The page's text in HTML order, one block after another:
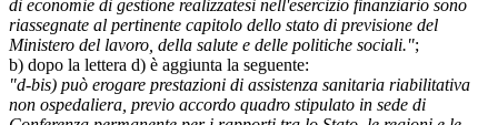
di economie di gestione realizzatesi nell'esercizio finanziario sono
riassegnate al pertinente capitolo dello stato di previsione del
Ministero del lavoro, della salute e delle politiche sociali.";
b) dopo la lettera d) è aggiunta la seguente:
"d-bis) può erogare prestazioni di assistenza sanitaria riabilitativa
non ospedaliera, previo accordo quadro stipulato in sede di